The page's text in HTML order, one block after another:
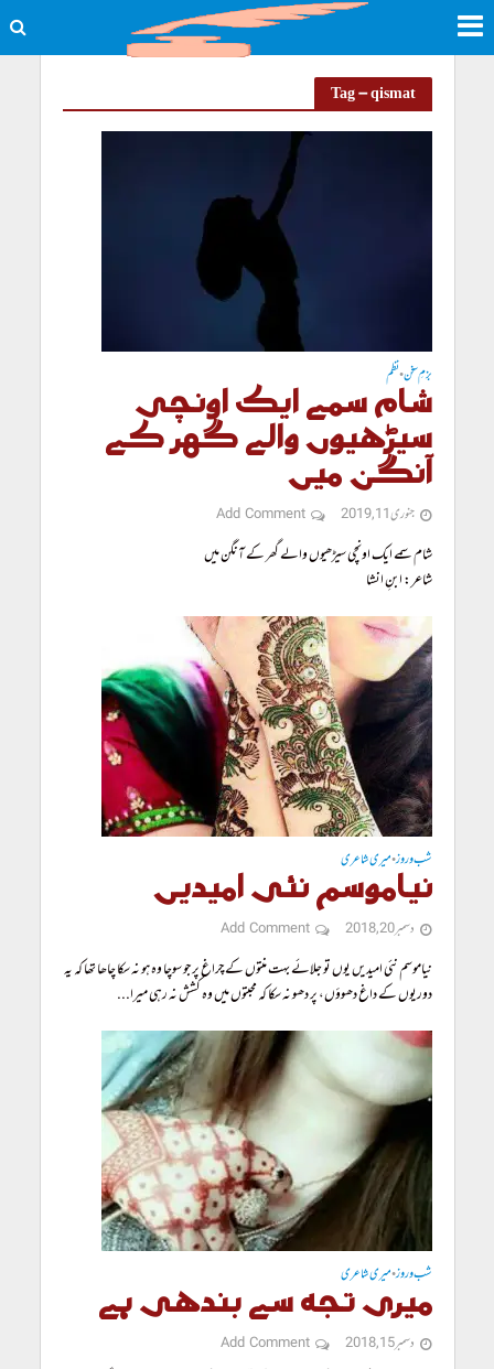
Tag - qismat
بزمِ سخن•نظم
شام سمے ایک اونچی
سیڑھیوں والے گھر کے
آنگن میں
جنوری 11, 2019 Add Comment
شام سمے ایک اونچی سیڑھیوں والے گھر کے آنگن میں
شاعر: ابنِ انشا
شب و روز•میری شاعری
نیاموسم نئی امیدیں
دسمبر 20, 2018 Add Comment
نیاموسم نئی امیدیں یوں تو جلائے بہت منتوں کے چراغ پر جو سوچا وہ ہو نہ سکا چاھا تھا کہ یہ
دوریوں کے داغ دھوؤں، پر دھو نہ سکا کہ محبتوں میں وہ کشش نہ رہی میرا...
شب و روز•میری شاعری
میری تجھ سے بندھی ہے
دسمبر 15, 2018 Add Comment